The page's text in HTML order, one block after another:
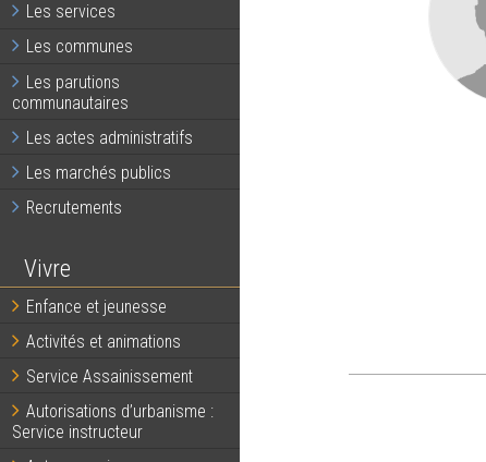
Les services
Les communes
Les parutions
communautaires
Les actes administratifs
Les marchés publics
Recrutements
Vivre
Enfance et jeunesse
Activités et animations
Service Assainissement
Autorisations d’urbanisme :
Service instructeur